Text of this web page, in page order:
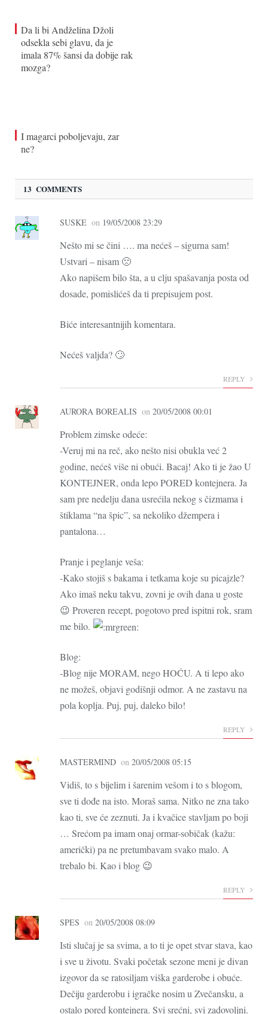
Da li bi Andželina Džoli
odsekla sebi glavu, da je
imala 87% šansi da dobije rak
mozga?
I magarci poboljevaju, zar
ne?
13 COMMENTS
SUSKE on 19/05/2008 23:29
Nešto mi se čini …. ma nećeš – sigurna sam!
Ustvari – nisam 🙁
Ako napišem bilo šta, a u clju spašavanja posta od
dosade, pomislićeš da ti prepisujem post.
Biće interesantnijih komentara.
Nećeš valjda? 🙄
REPLY
AURORA BOREALIS on 20/05/2008 00:01
Problem zimske odeće:
-Veruj mi na reč, ako nešto nisi obukla već 2
godine, nećeš više ni obući. Bacaj! Ako ti je žao U
KONTEJNER, onda lepo PORED kontejnera. Ja
sam pre nedelju dana usrećila nekog s čizmama i
štiklama “na špic”, sa nekoliko džempera i
pantalona…
Pranje i peglanje veša:
-Kako stojiš s bakama i tetkama koje su picajzle?
Ako imaš neku takvu, zovni je ovih dana u goste
😉 Proveren recept, pogotovo pred ispitni rok, sram
me bilo.
Blog:
-Blog nije MORAM, nego HOĆU. A ti lepo ako
ne možeš, objavi godišnji odmor. A ne zastavu na
pola koplja. Puj, puj, daleko bilo!
REPLY
MASTERMIND on 20/05/2008 05:15
Vidiš, to s bijelim i šarenim vešom i to s blogom,
sve ti dođe na isto. Moraš sama. Nitko ne zna tako
kao ti, sve će zeznuti. Ja i kvačice stavljam po boji
… Srećom pa imam onaj ormar-sobičak (kažu:
američki) pa ne pretumbavam svako malo. A
trebalo bi. Kao i blog 😉
REPLY
SPES on 20/05/2008 08:09
Isti slučaj je sa svima, a to ti je opet stvar stava, kao
i sve u životu. Svaki početak sezone meni je divan
izgovor da se ratosiljam viška garderobe i obuće.
Dečiju garderobu i igračke nosim u Zvečansku, a
ostalo pored kontejnera. Svi srećni, svi zadovoljni.